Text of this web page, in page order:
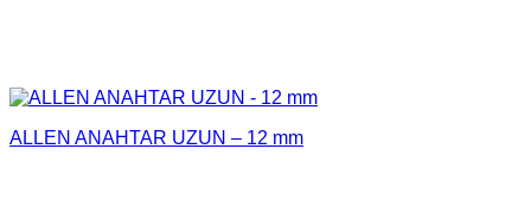
ALLEN ANAHTAR UZUN – 12 mm